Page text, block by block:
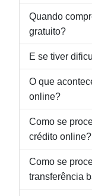
Quando
gratuito?
E se tiver
O que
online?
Como se
crédito online?
Como se
transferência